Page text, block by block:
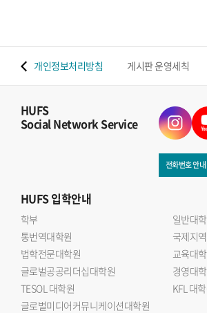
개인정보처리방침 게시판 운영세칙
HUFS
Social Network Service
전화번호 안내
HUFS입학안내
학부
일반대
통번역대학원
국제지
법학전문대학원
교육대
글로벌공공리더십대학원
경영대
TESOL 대학원
KFL 대
글로벌미디어커뮤니케이션대학원